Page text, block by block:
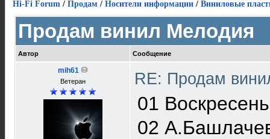
Hi-Fi Forum / Продам / Носители информации / Виниловые
Продам винил Мелодия
Автор Сообщение
mih61
Ветеран RE: Продам
01
02